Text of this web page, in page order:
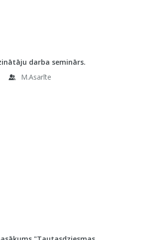
darba seminārs.
M.Asarīte